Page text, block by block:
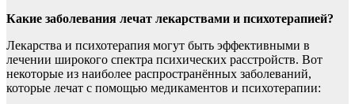
Какие заболевания лечат лекарствами и психотерапией?
Лекарства и психотерапия могут быть эффективными в
лечении широкого спектра психических расстройств. Вот
некоторые из наиболее распространённых заболеваний,
которые лечат с помощью медикаментов и психотерапии: